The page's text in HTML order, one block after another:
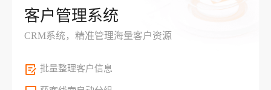
客户管理系统
CRM系统，精准管理海量客户资源
批量整理客户信息